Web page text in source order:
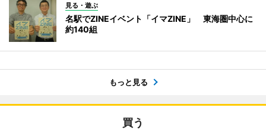
見る・遊ぶ
名駅でZINEイベント「イマZINE」 東海圏中心に
約140組
もっと見る
買う